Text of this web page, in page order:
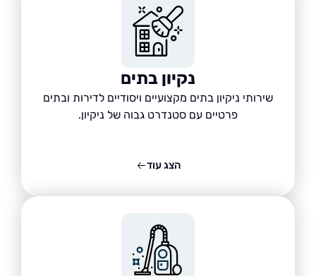
נקיון בתים
שירותי ניקיון בתים מקצועיים ויסודיים לדירות ובתים
פרטיים עם סטנדרט גבוה של ניקיון.